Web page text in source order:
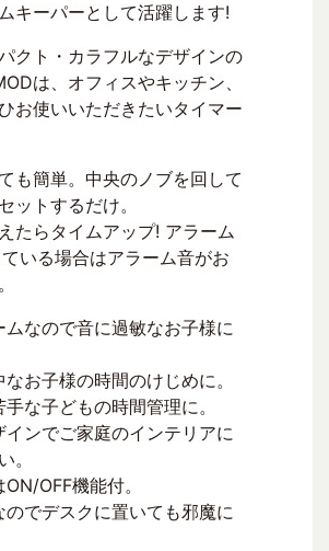
キーパーとして活躍します!
クト・カラフルなデザインの
は、オフィスやキッチン、
お使いいただきたいタイマー
も簡単。中央のノブを回して
ットするだけ。
たらタイムアップ! アラーム
いる場合はアラーム音がお
なので音に過敏なお子様に
お子様の時間のけじめに。
な子どもの時間管理に。
ンでご家庭のインテリアに
。
OFF機能付。
でデスクに置いても邪魔に